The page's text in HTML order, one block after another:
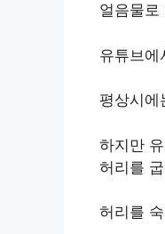
얼음물로
유튜브에
평상시에
하지만
허리를
허리를